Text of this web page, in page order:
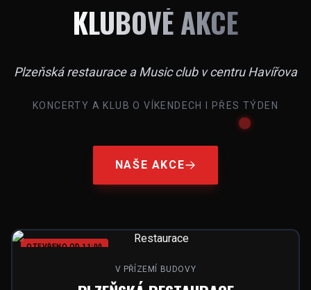
KLUBOVÉ AKCE
Plzeňská restaurace a Music club v centru Havířova
KONCERTY A KLUB O VÍKENDECH I PŘES TÝDEN
NAŠE AKCE
OTEVŘENO OD 11:00
V PŘÍZEMÍ BUDOVY